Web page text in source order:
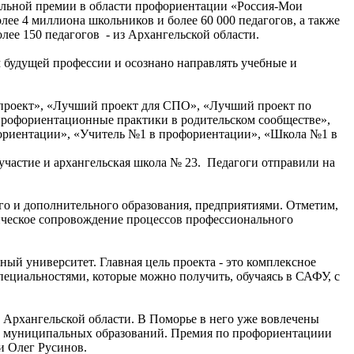
премии в области профориентации «Россия-Мои
4 миллиона школьников и более 60 000 педагогов, а также
150 педагогов - из Архангельской области.
профессии и осознано направлять учебные и
«Лучший проект для СПО», «Лучший проект по
практики в родительском сообществе»,
«Учитель №1 в профориентации», «Школа №1 в
и архангельская школа № 23. Педагоги отправили на
и дополнительного образования, предприятиями. Отметим,
сопровождение процессов профессионального
университет. Главная цель проекта - это комплексное
которые можно получить, обучаясь в САФУ, с
области. В Поморье в него уже вовлечены
муниципальных образований. Премия по профориентациии
Олег Русинов.